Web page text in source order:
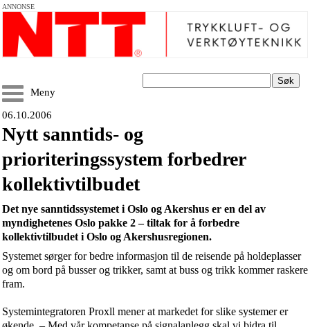
ANNONSE
Søk
Meny
06.10.2006
Nytt sanntids- og
prioriteringssystem forbedrer
kollektivtilbudet
Det nye sanntidssystemet i Oslo og Akershus er en del av
myndighetenes Oslo pakke 2 – tiltak for å forbedre
kollektivtilbudet i Oslo og Akershusregionen.
Systemet sørger for bedre informasjon til de reisende på holdeplasser
og om bord på busser og trikker, samt at buss og trikk kommer raskere
fram.
Systemintegratoren Proxll mener at markedet for slike systemer er